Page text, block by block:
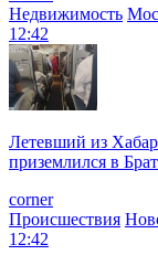
Недвижимость
12:42
Летевший из
приземлился в
corner
Происшествия
12:42